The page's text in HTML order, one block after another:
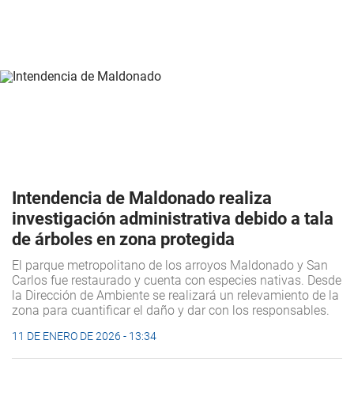
Intendencia de Maldonado realiza
investigación administrativa debido a tala
de árboles en zona protegida
El parque metropolitano de los arroyos Maldonado y San
Carlos fue restaurado y cuenta con especies nativas. Desde
la Dirección de Ambiente se realizará un relevamiento de la
zona para cuantificar el daño y dar con los responsables.
11 DE ENERO DE 2026 - 13:34